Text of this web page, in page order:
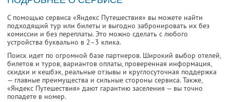
С помощью сервиса «Яндекс Путешествия» вы можете найти
подходящий тур или билеты и выгодно забронировать их без
комиссии и без переплаты. Это можно сделать с любого
устройства буквально в 2–3 клика.
Поиск идет по огромной базе партнеров. Широкий выбор отелей,
билетов и туров, вариантов оплаты, проверенная информация,
скидки и кешбэк, реальные отзывы и круглосуточная поддержка
— главные преимущества и сильные стороны сервиса. Также,
«Яндекс Путешествия» дают гарантию заселения — вы точно
попадете в номер.